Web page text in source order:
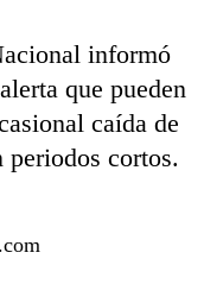
informó
que pueden
caída de
periodos cortos.